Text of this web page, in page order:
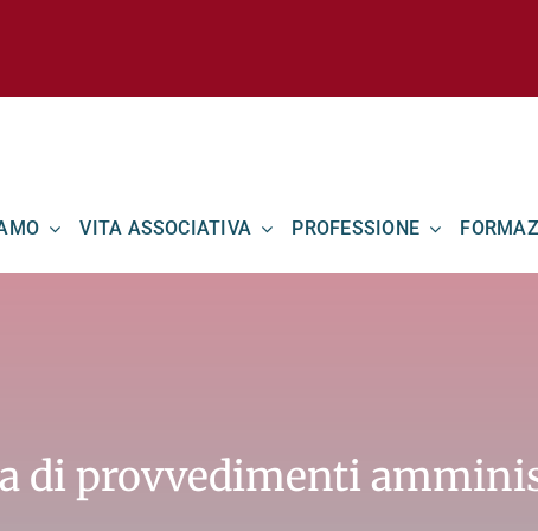
VITA ASSOCIATIVA PROFESSIONE
di provvedimenti